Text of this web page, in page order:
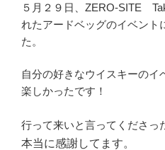
５月２９日、ZERO-SITE
れたアードベッグのイベント
た。
自分の好きなウイスキーのイ
楽しかったです！
行って来いと言ってくださっ
本当に感謝してます。